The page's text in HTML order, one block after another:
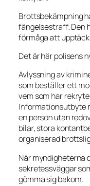
Brottsbekämpning
fängelsestraff. Den
förmåga att
Det är här polisens
Avlyssning av
som beställer ett
vem som har
Informationsutbyte
en person utan
bilar, stora
organiserad
När myndigheterna
sekretessväggar
gömma sig bakom.